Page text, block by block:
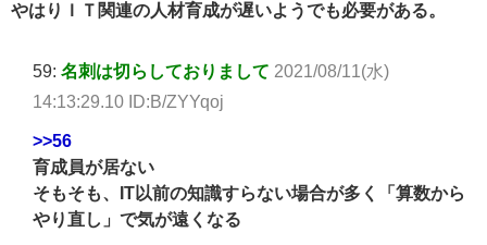
やはりＩＴ関連の人材育成が遅いようでも必要がある。
59: 名刺は切らしておりまして 2021/08/11(水)
14:13:29.10 ID:B/ZYYqoj
>>56
育成員が居ない
そもそも、IT以前の知識すらない場合が多く「算数から
やり直し」で気が遠くなる